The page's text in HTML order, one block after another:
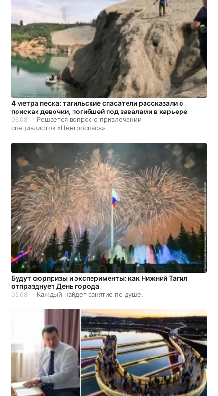
4 метра песка: тагильские спасатели рассказали о
поисках девочки, погибшей под завалами в карьере
06.08
Решается вопрос о привлечении
специалистов «Центроспаса».
Будут сюрпризы и эксперименты: как Нижний Тагил
отпразднует День города
05.08 Каждый найдет занятие по душе.